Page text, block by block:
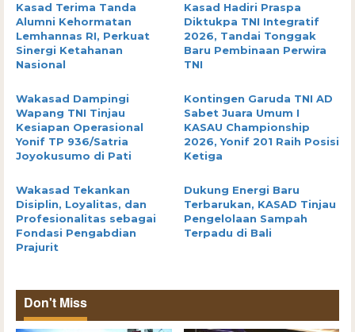
Kasad Terima Tanda
Alumni Kehormatan
Lemhannas RI, Perkuat
Sinergi Ketahanan
Nasional
Kasad Hadiri Praspa
Diktukpa TNI Integratif
2026, Tandai Tonggak
Baru Pembinaan Perwira
TNI
Wakasad Dampingi
Wapang TNI Tinjau
Kesiapan Operasional
Yonif TP 936/Satria
Joyokusumo di Pati
Kontingen Garuda TNI AD
Sabet Juara Umum I
KASAU Championship
2026, Yonif 201 Raih Posisi
Ketiga
Wakasad Tekankan
Disiplin, Loyalitas, dan
Profesionalitas sebagai
Fondasi Pengabdian
Prajurit
Dukung Energi Baru
Terbarukan, KASAD Tinjau
Pengelolaan Sampah
Terpadu di Bali
Don't Miss